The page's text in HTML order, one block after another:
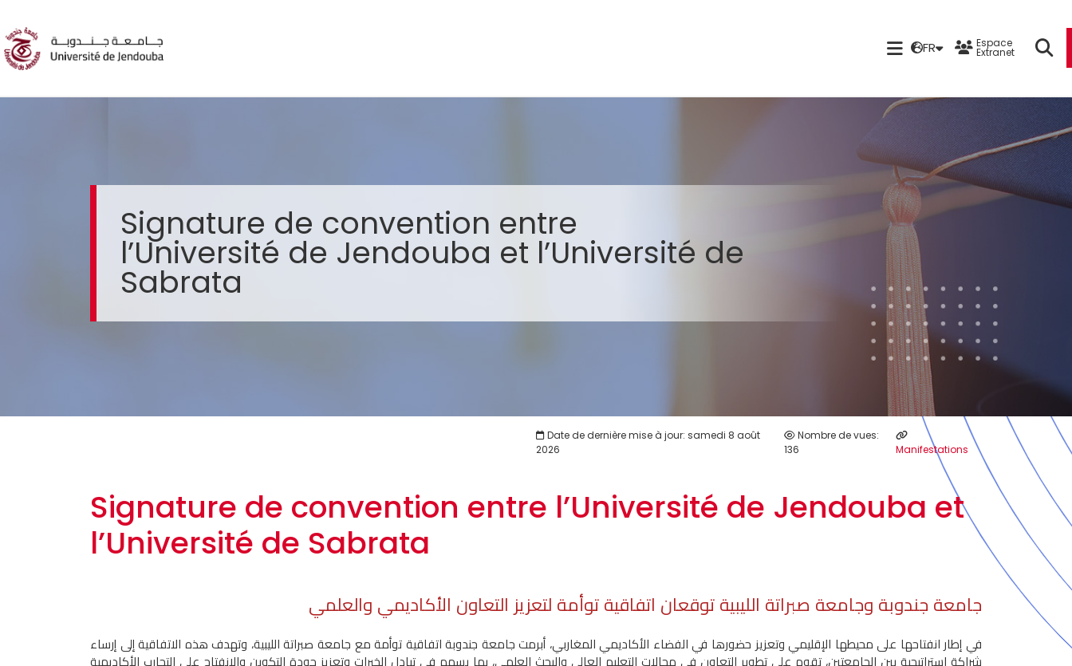
FR Espace
Extranet
Signature de convention entre
l’Université de Jendouba et l’Université de
Sabrata
Date de dernière mise à jour: samedi 8 août
2026
Nombre de vues:
136
Manifestations
Signature de convention entre l’Université de Jendouba et
l’Université de Sabrata
جامعة جندوبة وجامعة صبراتة الليبية توقعان اتفاقية توأمة لتعزيز التعاون الأكاديمي والعلمي
في إطار انفتاحها على محيطها الإقليمي وتعزيز حضورها في الفضاء الأكاديمي المغاربي، أبرمت جامعة جندوبة اتفاقية توأمة مع جامعة صبراتة الليبية، وتهدف هذه الاتفاقية إلى إرساء
شراكة استراتيجية بين الجامعتين، تقوم على تطوير التعاون في مجالات التعليم العالي والبحث العلمي، بما يسهم في تبادل الخبرات وتعزيز جودة التكوين والانفتاح على التجارب الأكاديمية